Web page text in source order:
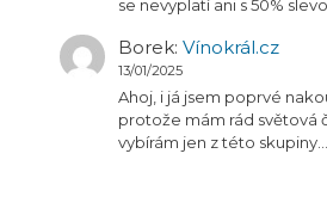
se nevyplatí ani s 50%
Borek: Vínokrál.cz
13/01/2025
Ahoj, i já jsem poprvé
protože mám rád světová
vybírám jen z této skupiny.…